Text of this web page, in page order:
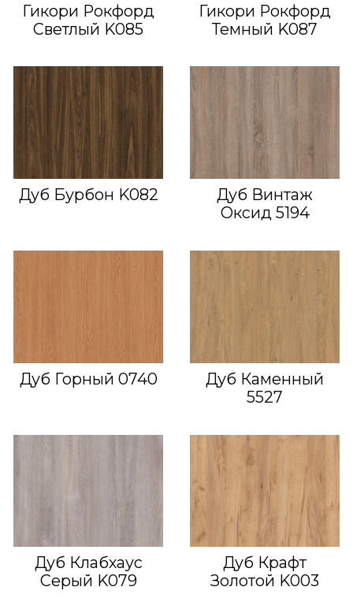
Гикори Рокфорд
Светлый K085
Гикори Рокфорд
Темный K087
Дуб Бурбон K082
Дуб Винтаж
Оксид 5194
Дуб Горный 0740
Дуб Каменный
5527
Дуб Клабхаус
Серый K079
Дуб Крафт
Золотой K003